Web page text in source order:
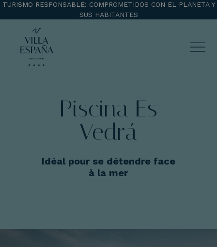
TURISMO RESPONSABLE: COMPROMETIDOS CON EL PLANETA Y
SUS HABITANTES
Piscina Es
Vedrá
Idéal pour se détendre face
à la mer
ENTRADA
¡Comprobar disponibilidad!